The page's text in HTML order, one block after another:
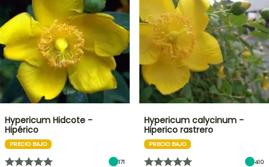
Hypericum Hidcote -
Hipérico
PRECIO BAJO
171
Hypericum calycinum -
Hiperico rastrero
PRECIO BAJO
410